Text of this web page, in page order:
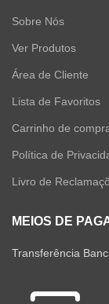
Sobre Nós
Ver Produtos
Área de Cliente
Lista de Favoritos
Carrinho de
Política de
Livro de
MEIOS DE
Transferência